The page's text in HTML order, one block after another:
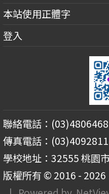
本站使用正體字
登入
聯絡電話：(03)4806468
傳真電話：(03)4092811
學校地址：32555 桃園
版權所有 © 2016 - 2026